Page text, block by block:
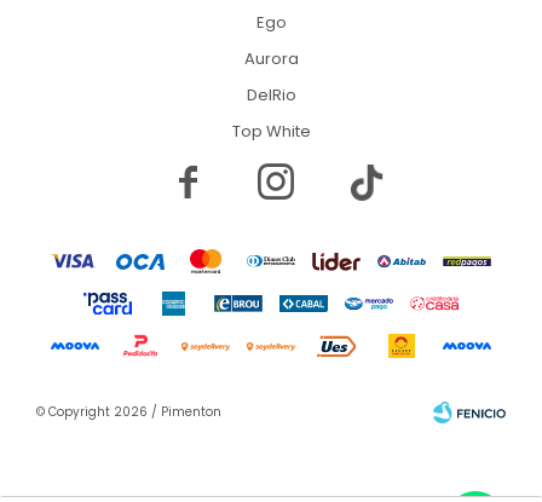
Ego
Aurora
DelRio
Top White
 
© Copyright 2026 / Pimenton